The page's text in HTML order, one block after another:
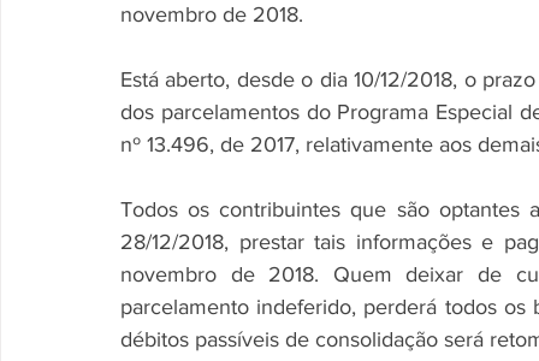
novembro de 2018.
Está aberto, desde o dia 10/12/2018, o
dos parcelamentos do Programa Especial
nº 13.496, de 2017, relativamente aos
Todos os contribuintes que são optantes
28/12/2018, prestar tais informações e
novembro de 2018. Quem deixar de
parcelamento indeferido, perderá todos
débitos passíveis de consolidação será